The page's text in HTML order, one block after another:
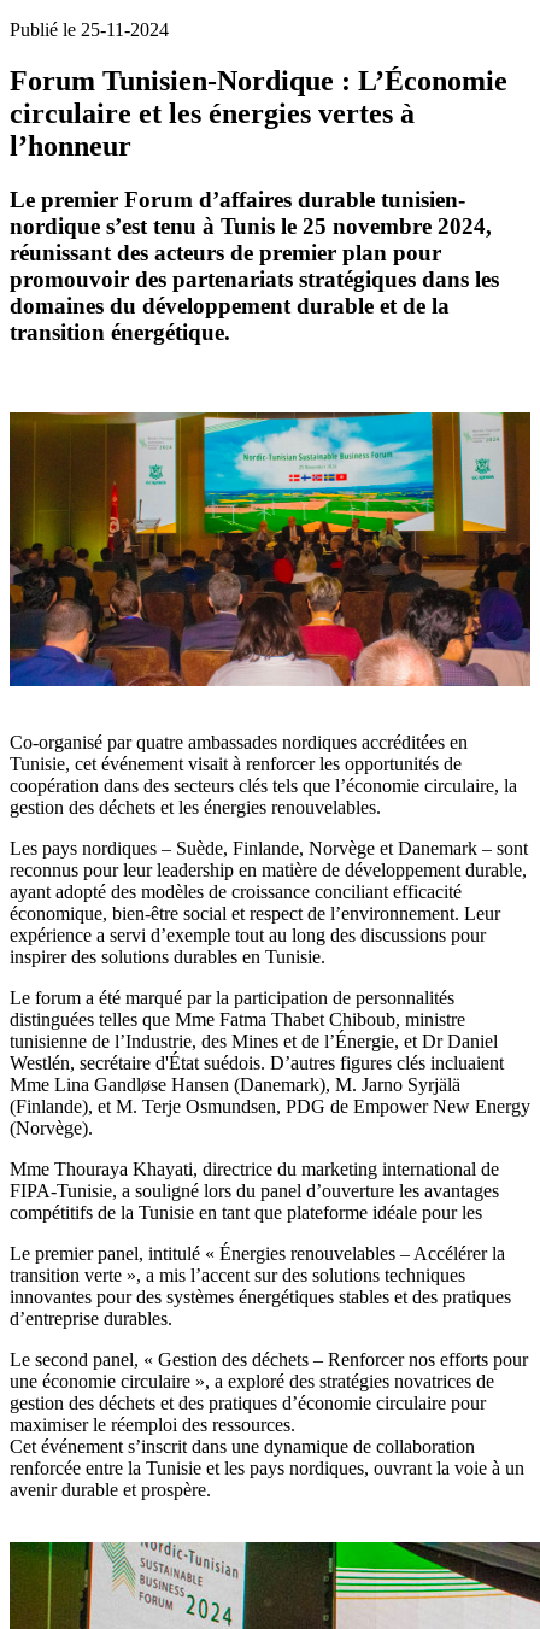
Publié le 25-11-2024
Forum Tunisien-Nordique : L’Économie
circulaire et les énergies vertes à
l’honneur
Le premier Forum d’affaires durable tunisien-
nordique s’est tenu à Tunis le 25 novembre 2024,
réunissant des acteurs de premier plan pour
promouvoir des partenariats stratégiques dans les
domaines du développement durable et de la
transition énergétique.
Co-organisé par quatre ambassades nordiques accréditées en
Tunisie, cet événement visait à renforcer les opportunités de
coopération dans des secteurs clés tels que l’économie circulaire, la
gestion des déchets et les énergies renouvelables.
Les pays nordiques – Suède, Finlande, Norvège et Danemark – sont
reconnus pour leur leadership en matière de développement durable,
ayant adopté des modèles de croissance conciliant efficacité
économique, bien-être social et respect de l’environnement. Leur
expérience a servi d’exemple tout au long des discussions pour
inspirer des solutions durables en Tunisie.
Le forum a été marqué par la participation de personnalités
distinguées telles que Mme Fatma Thabet Chiboub, ministre
tunisienne de l’Industrie, des Mines et de l’Énergie, et Dr Daniel
Westlén, secrétaire d'État suédois. D’autres figures clés incluaient
Mme Lina Gandløse Hansen (Danemark), M. Jarno Syrjälä
(Finlande), et M. Terje Osmundsen, PDG de Empower New Energy
(Norvège).
Mme Thouraya Khayati, directrice du marketing international de
FIPA-Tunisie, a souligné lors du panel d’ouverture les avantages
compétitifs de la Tunisie en tant que plateforme idéale pour les
Le premier panel, intitulé « Énergies renouvelables – Accélérer la
transition verte », a mis l’accent sur des solutions techniques
innovantes pour des systèmes énergétiques stables et des pratiques
d’entreprise durables.
Le second panel, « Gestion des déchets – Renforcer nos efforts pour
une économie circulaire », a exploré des stratégies novatrices de
gestion des déchets et des pratiques d’économie circulaire pour
maximiser le réemploi des ressources.
Cet événement s’inscrit dans une dynamique de collaboration
renforcée entre la Tunisie et les pays nordiques, ouvrant la voie à un
avenir durable et prospère.